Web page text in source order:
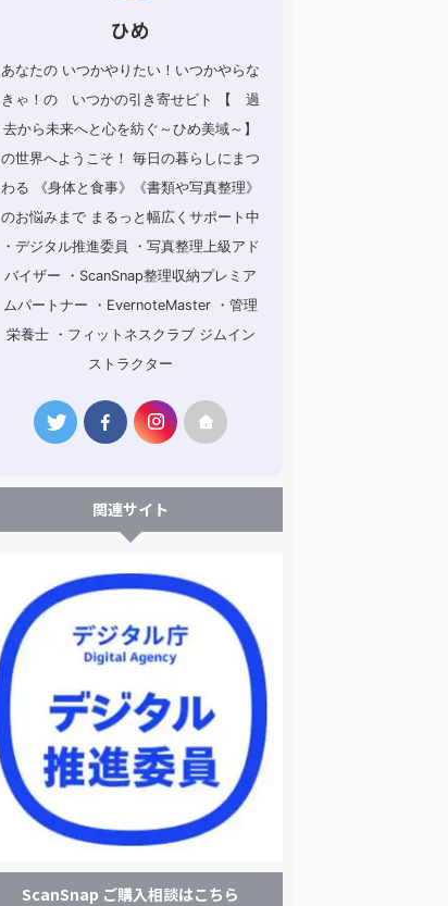
ひめ
あなたの いつかやりたい！いつかやらな
きゃ！の いつかの引き寄せビト 【 過
去から未来へと心を紡ぐ～ひめ美域～】
の世界へようこそ！ 毎日の暮らしにまつ
わる 《身体と食事》《書類や写真整理》
のお悩みまで まるっと幅広くサポート中
・デジタル推進委員 ・写真整理上級アド
バイザー ・ScanSnap整理収納プレミア
ムパートナー ・EvernoteMaster ・管理
栄養士 ・フィットネスクラブ ジムイン
ストラクター
関連サイト
ScanSnap ご購入相談はこちら